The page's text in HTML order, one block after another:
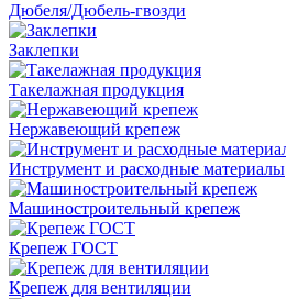
Дюбеля/Дюбель-гвозди
Заклепки
Такелажная продукция
Нержавеющий крепеж
Инструмент и расходные материалы
Машиностроительный крепеж
Крепеж ГОСТ
Крепеж для вентиляции